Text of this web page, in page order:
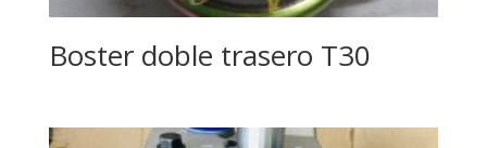
Boster doble trasero T30